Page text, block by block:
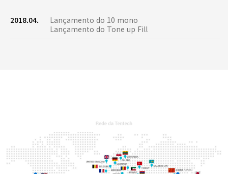
2018.04.
Lançamento do 10 mono
Lançamento do Tone up Fill